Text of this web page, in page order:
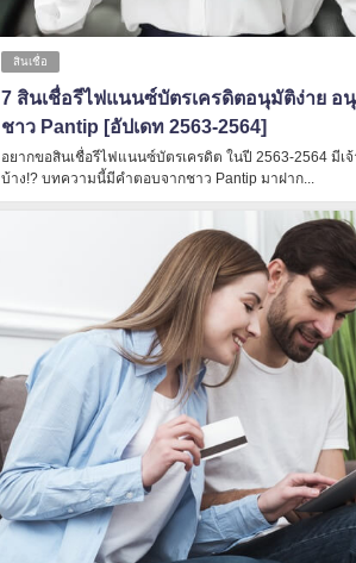
สินเชื่อ
7 สินเชื่อรีไฟแนนซ์บัตรเครดิตอนุมัติง่าย อ
ชาว Pantip [อัปเดท 2563-2564]
อยากขอสินเชื่อรีไฟแนนซ์บัตรเครดิต ในปี 2563-2564 มีเ
บ้าง!? บทความนี้มีคำตอบจากชาว Pantip มาฝาก...